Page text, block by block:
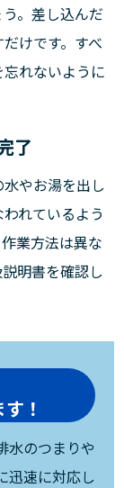
。差し込んだ
けです。すべ
れないように
了
やお湯を出し
れているよう
業方法は異な
明書を確認し
！
水のつまりや
迅速に対応し